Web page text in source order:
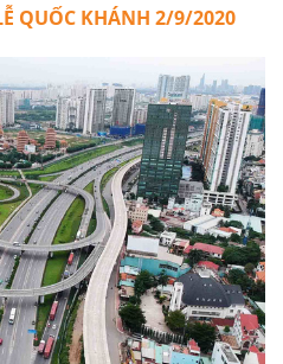
QUỐC KHÁNH 2/9/2020